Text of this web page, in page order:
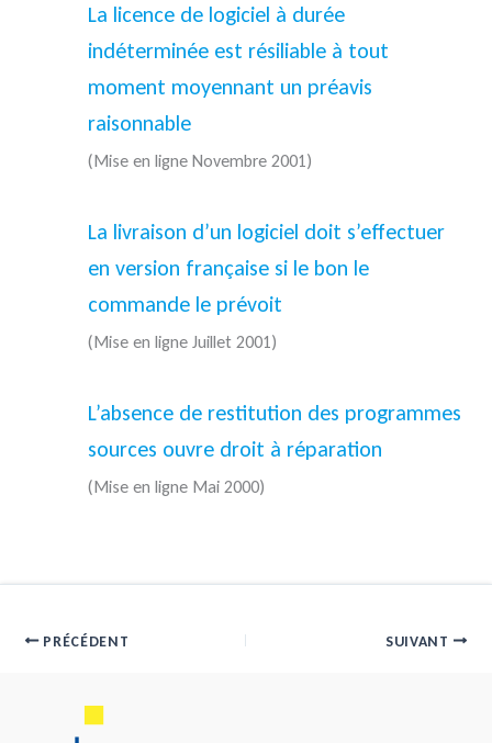
La licence de logiciel à durée
indéterminée est résiliable à tout
moment moyennant un préavis
raisonnable
(Mise en ligne Novembre 2001)
La livraison d’un logiciel doit s’effectuer
en version française si le bon le
commande le prévoit
(Mise en ligne Juillet 2001)
L’absence de restitution des programmes
sources ouvre droit à réparation
(Mise en ligne Mai 2000)
PRÉCÉDENT SUIVANT